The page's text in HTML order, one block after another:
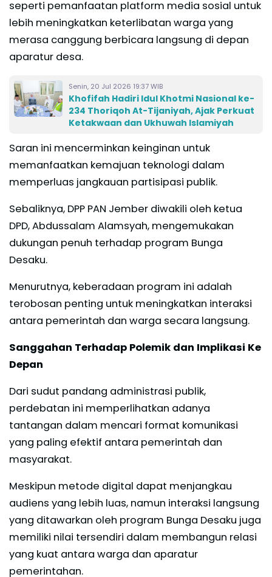
seperti pemanfaatan platform media sosial untuk
lebih meningkatkan keterlibatan warga yang
merasa canggung berbicara langsung di depan
aparatur desa.
Senin, 20 Jul 2026 19:37 WIB
Khofifah Hadiri Idul Khotmi Nasional ke-
234 Thoriqoh At-Tijaniyah, Ajak Perkuat
Ketakwaan dan Ukhuwah Islamiyah
Saran ini mencerminkan keinginan untuk
memanfaatkan kemajuan teknologi dalam
memperluas jangkauan partisipasi publik.
Sebaliknya, DPP PAN Jember diwakili oleh ketua
DPD, Abdussalam Alamsyah, mengemukakan
dukungan penuh terhadap program Bunga
Desaku.
Menurutnya, keberadaan program ini adalah
terobosan penting untuk meningkatkan interaksi
antara pemerintah dan warga secara langsung.
Sanggahan Terhadap Polemik dan Implikasi Ke
Depan
Dari sudut pandang administrasi publik,
perdebatan ini memperlihatkan adanya
tantangan dalam mencari format komunikasi
yang paling efektif antara pemerintah dan
masyarakat.
Meskipun metode digital dapat menjangkau
audiens yang lebih luas, namun interaksi langsung
yang ditawarkan oleh program Bunga Desaku juga
memiliki nilai tersendiri dalam membangun relasi
yang kuat antara warga dan aparatur
pemerintahan.